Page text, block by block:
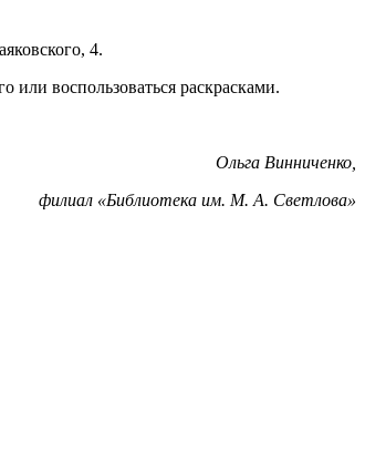
4.
воспользоваться раскрасками.
Ольга Винниченко,
филиал «Библиотека им. М. А. Светлова»